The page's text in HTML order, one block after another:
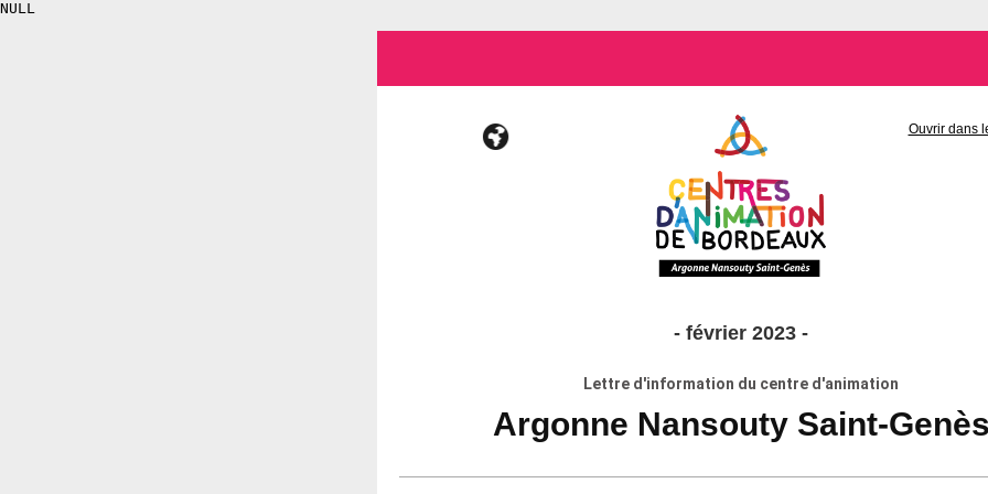
Ouvrir dans
- février 2023 -
Lettre d'information du centre d'animation
Argonne Nansouty Saint-Genès